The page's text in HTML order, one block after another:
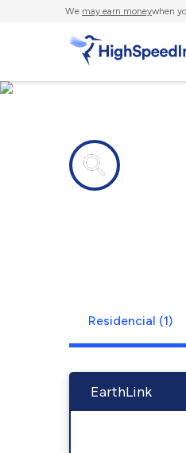
We may earn moneywhen
Residencial (1)
EarthLink